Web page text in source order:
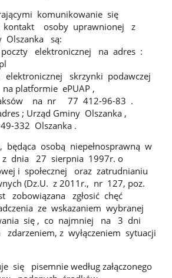
komunikowanie się
kontakt osoby uprawnionej z
Olszanka są:
poczty elektronicznej na adres :
elektronicznej skrzynki podawczej
platformie ePUAP ,
na nr 77 412-96-83 .
; Urząd Gminy Olszanka ,
332 Olszanka .
osobą niepełnosprawną w
z dnia 27 sierpnia 1997r. o
i społecznej oraz zatrudnianiu
(Dz.U. z 2011r., nr 127, poz.
zobowiązana zgłosić chęć
ze wskazaniem wybranej
się , co najmniej na 3 dni
z wyłączeniem sytuacji
się pisemnie według załączonego